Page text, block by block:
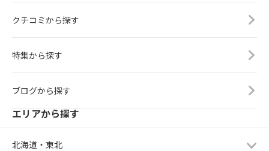
クチコミから探す
特集から探す
ブログから探す
エリアから探す
北海道・東北